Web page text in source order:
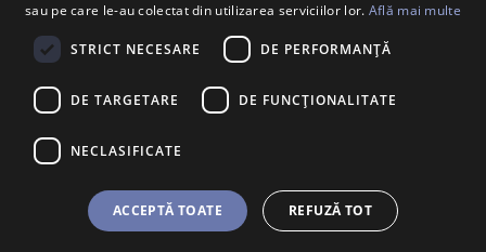
sau pe care le-au colectat din utilizarea serviciilor lor. Află mai multe
STRICT NECESARE DE PERFORMANȚĂ
DE TARGETARE DE FUNCŢIONALITATE
NECLASIFICATE
ACCEPTĂ TOATE REFUZĂ TOT